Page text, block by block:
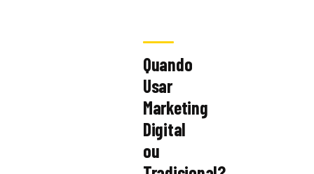
Quando
Usar
Marketing
Digital
ou